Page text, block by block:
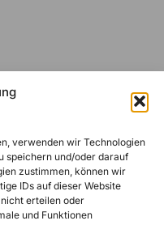
verwenden wir Technologien
speichern und/oder darauf
zustimmen, können wir
IDs auf dieser Website
erteilen oder
und Funktionen